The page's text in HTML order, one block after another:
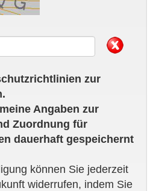
zur
Angaben zur
Zuordnung für
dauerhaft gespeichernt
können Sie jederzeit
widerrufen, indem Sie